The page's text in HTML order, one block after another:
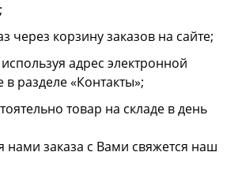
через корзину заказов на сайте;
адрес электронной
разделе «Контакты»;
товар на складе в день
нами заказа с Вами свяжется наш